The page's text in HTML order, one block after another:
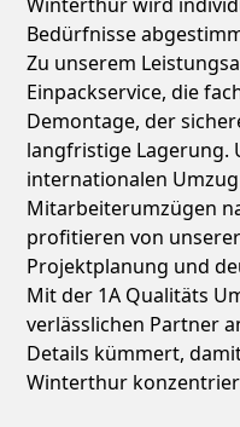
Bedürfnisse
Zu unserem
Einpackservice, die
Demontage, der
langfristige Lagerung.
internationalen
Mitarbeiterumzügen
profitieren von
Projektplanung und
Mit der 1A Qualitäts
verlässlichen Partner
Details kümmert,
Winterthur